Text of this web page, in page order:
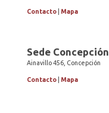
Contacto Mapa
Sede Concepción
Ainavillo 456, Concepción
Contacto Mapa